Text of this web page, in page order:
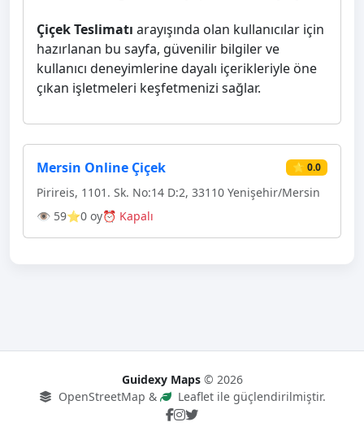
Çiçek Teslimatı arayışında olan kullanıcılar için
hazırlanan bu sayfa, güvenilir bilgiler ve
kullanıcı deneyimlerine dayalı içerikleriyle öne
çıkan işletmeleri keşfetmenizi sağlar.
Mersin Online Çiçek ⭐ 0.0
Pirireis, 1101. Sk. No:14 D:2, 33110 Yenişehir/Mersin
👁 59⭐0 oy⏰ Kapalı
Guidexy Maps© 2026
OpenStreetMap &
Leaflet ile güçlendirilmiştir.